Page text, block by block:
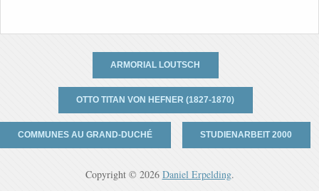
ARMORIAL LOUTSCH
OTTO TITAN VON HEFNER (1827-1870)
COMMUNES AU GRAND-DUCHÉ STUDIENARBEIT 2000
Copyright © 2026 Daniel Erpelding.